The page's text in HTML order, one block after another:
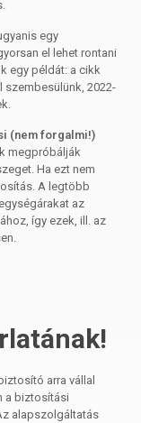
egy
el lehet rontani
egy példát: a cikk
szembesülünk, 2022-
(nem forgalmi!)
megpróbálják
Ha ezt nem
A legtöbb
az
így ezek, ill. az
arra vállal
a biztosítási
alapszolgáltatás